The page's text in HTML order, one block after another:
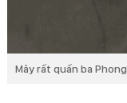
Mây rất quấn ba Phong